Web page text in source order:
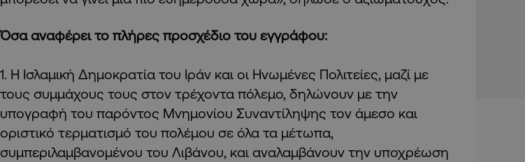
Όσα αναφέρει το πλήρες προσχέδιο του εγγράφου:
1. Η Ισλαμική Δημοκρατία του Ιράν και οι Ηνωμένες Πολιτείες, μαζί με
τους συμμάχους τους στον τρέχοντα πόλεμο, δηλώνουν με την
υπογραφή του παρόντος Μνημονίου Συναντίληψης τον άμεσο και
οριστικό τερματισμό του πολέμου σε όλα τα μέτωπα,
συμπεριλαμβανομένου του Λιβάνου, και αναλαμβάνουν την υποχρέωση